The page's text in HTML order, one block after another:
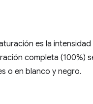
es la
completa (100%)
o en blanco y negro.